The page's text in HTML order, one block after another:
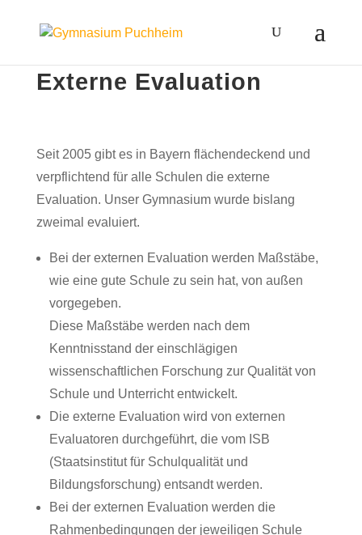
Externe Evaluation
Seit 2005 gibt es in Bayern flächendeckend und
verpflichtend für alle Schulen die externe
Evaluation. Unser Gymnasium wurde bislang
zweimal evaluiert.
Bei der externen Evaluation werden Maßstäbe,
wie eine gute Schule zu sein hat, von außen
vorgegeben.
Diese Maßstäbe werden nach dem
Kenntnisstand der einschlägigen
wissenschaftlichen Forschung zur Qualität von
Schule und Unterricht entwickelt.
Die externe Evaluation wird von externen
Evaluatoren durchgeführt, die vom ISB
(Staatsinstitut für Schulqualität und
Bildungsforschung) entsandt werden.
Bei der externen Evaluation werden die
Rahmenbedingungen der jeweiligen Schule